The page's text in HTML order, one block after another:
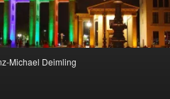
Michael Deimling